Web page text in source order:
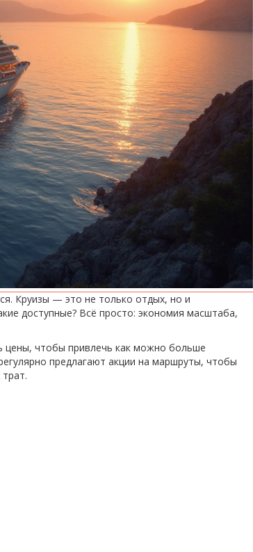
Круизы — это не только отдых, но и
доступные? Всё просто: экономия масштаба,
цены, чтобы привлечь как можно больше
предлагают акции на маршруты, чтобы